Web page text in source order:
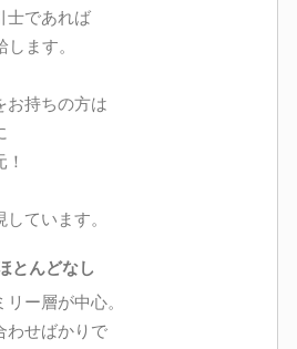
士であれば
ます。
お持ちの方は
ています。
とんどなし
ー層が中心。
わせばかりで